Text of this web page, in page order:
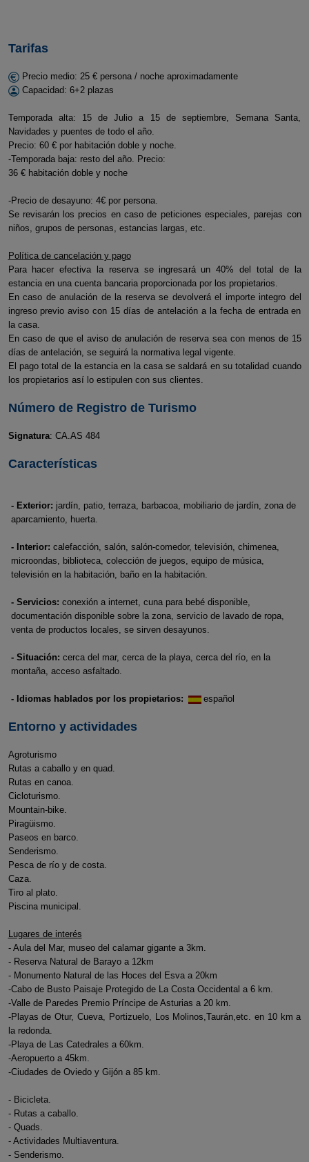
Tarifas
Precio medio: 25 € persona / noche aproximadamente
Capacidad: 6+2 plazas
Temporada alta: 15 de Julio a 15 de septiembre, Semana Santa,
Navidades y puentes de todo el año.
Precio: 60 € por habitación doble y noche.
-Temporada baja: resto del año. Precio:
36 € habitación doble y noche
-Precio de desayuno: 4€ por persona.
Se revisarán los precios en caso de peticiones especiales, parejas con
niños, grupos de personas, estancias largas, etc.
Política de cancelación y pago
Para hacer efectiva la reserva se ingresará un 40% del total de la
estancia en una cuenta bancaria proporcionada por los propietarios.
En caso de anulación de la reserva se devolverá el importe integro del
ingreso previo aviso con 15 días de antelación a la fecha de entrada en
la casa.
En caso de que el aviso de anulación de reserva sea con menos de 15
días de antelación, se seguirá la normativa legal vigente.
El pago total de la estancia en la casa se saldará en su totalidad cuando
los propietarios así lo estipulen con sus clientes.
Número de Registro de Turismo
Signatura: CA.AS 484
Características
- Exterior: jardín, patio, terraza, barbacoa, mobiliario de jardín, zona de
aparcamiento, huerta.
- Interior: calefacción, salón, salón-comedor, televisión, chimenea,
microondas, biblioteca, colección de juegos, equipo de música,
televisión en la habitación, baño en la habitación.
- Servicios: conexión a internet, cuna para bebé disponible,
documentación disponible sobre la zona, servicio de lavado de ropa,
venta de productos locales, se sirven desayunos.
- Situación: cerca del mar, cerca de la playa, cerca del río, en la
montaña, acceso asfaltado.
- Idiomas hablados por los propietarios: español
Entorno y actividades
Agroturismo
Rutas a caballo y en quad.
Rutas en canoa.
Cicloturismo.
Mountain-bike.
Piragüismo.
Paseos en barco.
Senderismo.
Pesca de río y de costa.
Caza.
Tiro al plato.
Piscina municipal.
Lugares de interés
- Aula del Mar, museo del calamar gigante a 3km.
- Reserva Natural de Barayo a 12km
- Monumento Natural de las Hoces del Esva a 20km
-Cabo de Busto Paisaje Protegido de La Costa Occidental a 6 km.
-Valle de Paredes Premio Príncipe de Asturias a 20 km.
-Playas de Otur, Cueva, Portizuelo, Los Molinos,Taurán,etc. en 10 km a
la redonda.
-Playa de Las Catedrales a 60km.
-Aeropuerto a 45km.
-Ciudades de Oviedo y Gijón a 85 km.
- Bicicleta.
- Rutas a caballo.
- Quads.
- Actividades Multiaventura.
- Senderismo.